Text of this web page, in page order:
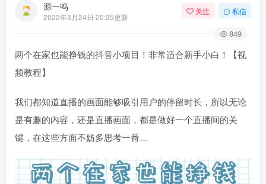
源一鸣
2022年3月24日 20:35更新
关注 私信
849
两个在家也能挣钱的抖音小项目！非常适合新手小白！【视
频教程】
我们都知道直播的画面能够吸引用户的停留时长，所以无论
是有趣的内容，还是直播画面，都是做好一个直播间的关
键，在这些方面不妨多思考一番…